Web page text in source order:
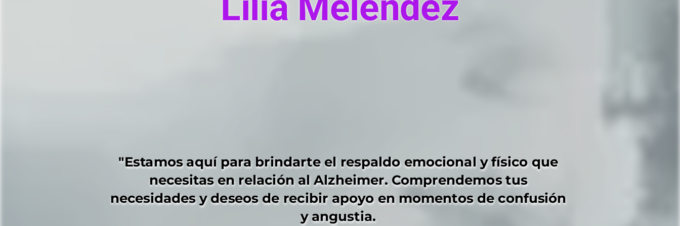
"Estamos aquí para brindarte el respaldo emocional y físico que
necesitas en relación al Alzheimer. Comprendemos tus
necesidades y deseos de recibir apoyo en momentos de confusión
y angustia.
"Estamos aquí para brindarte el respaldo emocional y físico que
necesitas en relación al Alzheimer. Comprendemos tus
necesidades y deseos de recibir apoyo en momentos de confusión
y angustia.